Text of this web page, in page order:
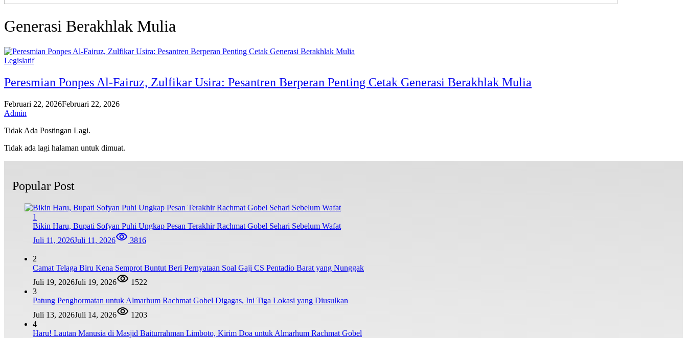
Generasi Berakhlak Mulia
Legislatif
Peresmian Ponpes Al-Fairuz, Zulfikar Usira: Pesantren Berperan Penting Cetak Generasi Berakhlak Mulia
Februari 22, 2026Februari 22, 2026
Admin
Tidak Ada Postingan Lagi.
Tidak ada lagi halaman untuk dimuat.
Popular Post
1
Bikin Haru, Bupati Sofyan Puhi Ungkap Pesan Terakhir Rachmat Gobel Sehari Sebelum Wafat
Juli 11, 2026Juli 11, 2026 3816
2
Camat Telaga Biru Kena Semprot Buntut Beri Pernyataan Soal Gaji CS Pentadio Barat yang Nunggak
Juli 19, 2026Juli 19, 2026
1522
3
Patung Penghormatan untuk Almarhum Rachmat Gobel Digagas, Ini Tiga Lokasi yang Diusulkan
Juli 13, 2026Juli 14, 2026
1203
4
Haru! Lautan Manusia di Masjid Baiturrahman Limboto, Kirim Doa untuk Almarhum Rachmat Gobel